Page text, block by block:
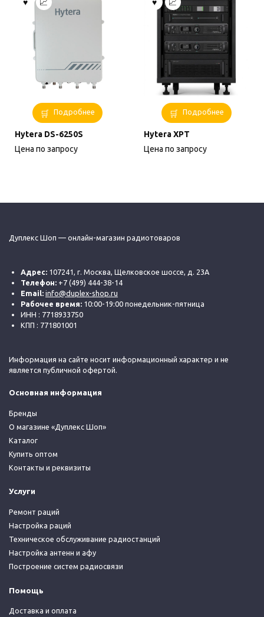
Подробнее
Hytera DS-6250S
Цена по запросу
Подробнее
Hytera XPT
Цена по запросу
Дуплекс Шоп — онлайн-магазин радиотоваров
Адрес: 107241, г. Москва, Щелковское шоссе, д. 23А
Телефон: +7 (499) 444-38-14
Email: info@duplex-shop.ru
Рабочее время: 10:00-19:00 понедельник-пятница
ИНН : 7718933750
КПП : 771801001
Информация на сайте носит информационный характер и не
является публичной офертой.
Основная информация
Бренды
О магазине «Дуплекс Шоп»
Каталог
Купить оптом
Контакты и реквизиты
Услуги
Ремонт раций
Настройка раций
Техническое обслуживание радиостанций
Настройка антенн и афу
Построение систем радиосвязи
Помощь
Доставка и оплата